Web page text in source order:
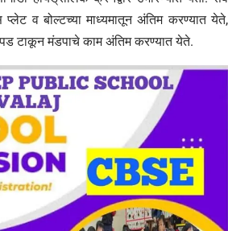
व बोल्टच्या माध्यमातून अंतिम करण्यात येते,
टाकून मंडपाचे काम अंतिम करण्यात येते.